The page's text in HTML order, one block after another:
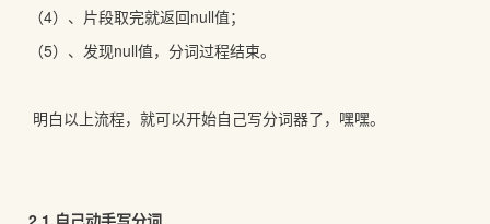
（4）、片段取完就返回null值；
（5）、发现null值，分词过程结束。
明白以上流程，就可以开始自己写分词器了，嘿嘿。